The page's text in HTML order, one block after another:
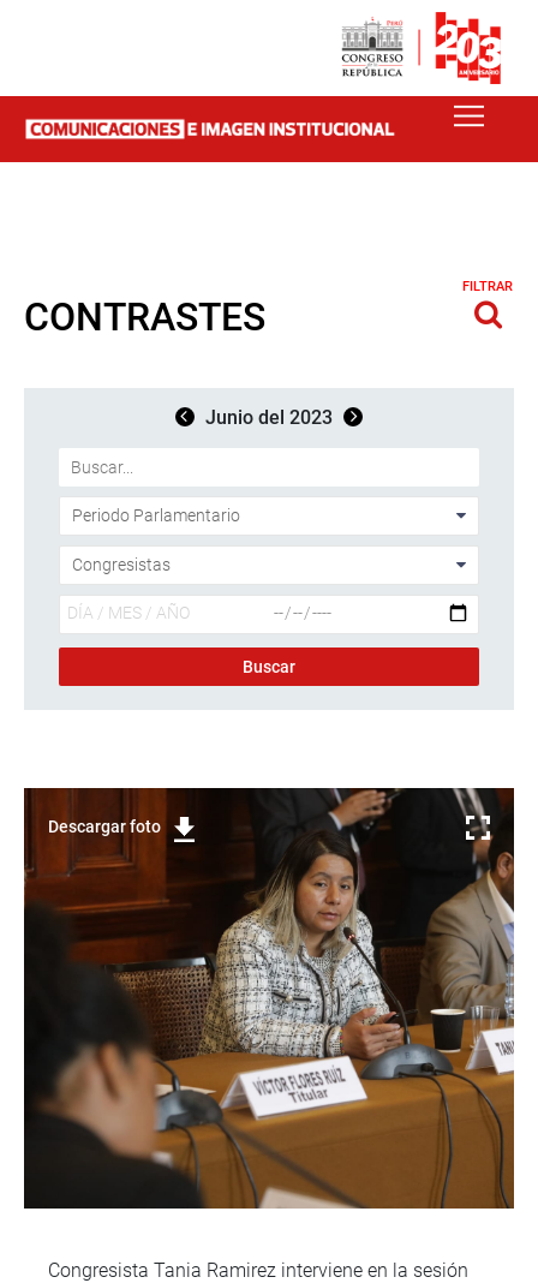
CONTRASTES
FILTRAR
Junio del 2023
Descargar foto
Congresista Tania Ramirez interviene en la sesión